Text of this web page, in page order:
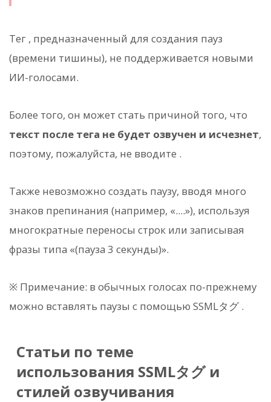
Тег , предназначенный для создания пауз
(времени тишины), не поддерживается новыми
ИИ-голосами.
Более того, он может стать причиной того, что
текст после тега не будет озвучен и исчезнет,
поэтому, пожалуйста, не вводите .
Также невозможно создать паузу, вводя много
знаков препинания (например, «....»), используя
многократные переносы строк или записывая
фразы типа «(пауза 3 секунды)».
※ Примечание: в обычных голосах по-прежнему
можно вставлять паузы с помощью SSMLタグ .
Статьи по теме
использования SSMLタグ и
стилей озвучивания